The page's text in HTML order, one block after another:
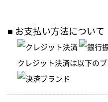
お支払い方法について
クレジット決済は以下の